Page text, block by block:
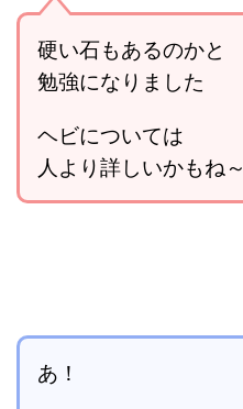
硬い石もあるのかと
勉強になりました
ヘビについては
人より詳しいかもね～
あ！